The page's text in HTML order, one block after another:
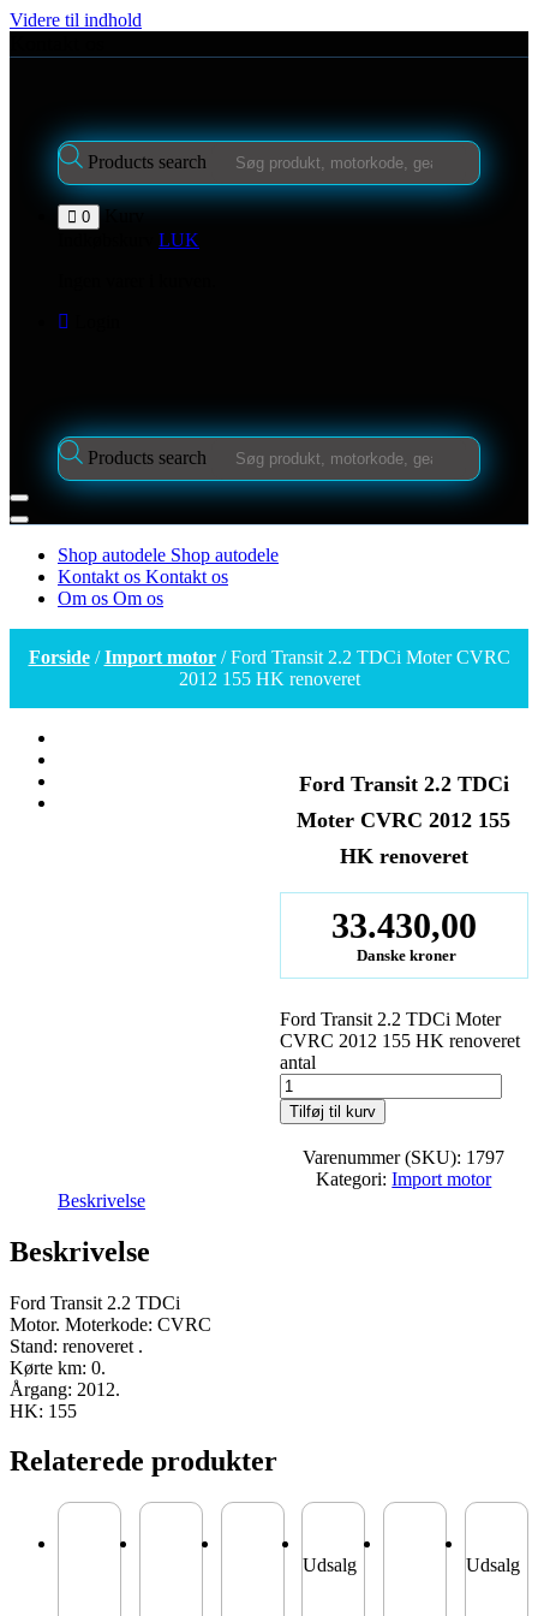
Videre til indhold
Products search
0
LUK
Products search
Shop autodele Shop autodele
Kontakt os Kontakt os
Om os Om os
Forside/Import motor/ Ford Transit 2.2 TDCi Moter CVRC
2012 155 HK renoveret
Ford Transit 2.2 TDCi
Moter CVRC 2012 155
HK renoveret
33.430,00
Danske kroner
Ford Transit 2.2 TDCi Moter
CVRC 2012 155 HK renoveret
antal
Tilføj til kurv
Varenummer (SKU): 1797
Kategori:Import motor
Beskrivelse
Beskrivelse
Ford Transit 2.2 TDCi
Motor. Moterkode: CVRC
Stand: renoveret .
Kørte km: 0.
Årgang: 2012.
HK: 155
Relaterede produkter
Udsalg Udsalg